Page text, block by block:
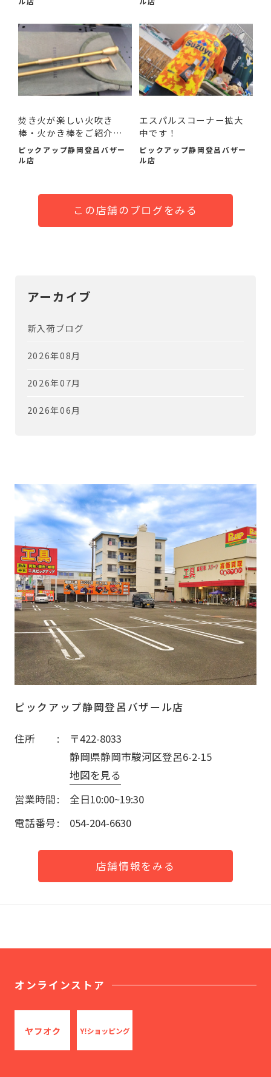
焚き火が楽しい火吹き
棒・火かき棒をご紹介い
たし...
ピックアップ静岡登呂バザー
ル店
エスパルスコーナー拡大
中です！
ピックアップ静岡登呂バザー
ル店
この店舗のブログをみる
アーカイブ
新入荷ブログ
2026年08月
2026年07月
2026年06月
ピックアップ静岡登呂バザール店
住所
〒422-8033
静岡県静岡市駿河区登呂6-2-15
地図を見る
営業時間
全日10:00~19:30
電話番号
054-204-6630
店舗情報をみる
オンラインストア